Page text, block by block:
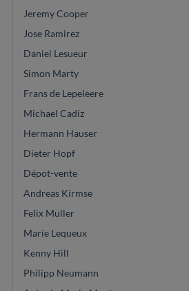
Jeremy Cooper
Jose Ramirez
Daniel Lesueur
Simon Marty
Frans de Lepeleere
Michael Cadiz
Hermann Hauser
Dieter Hopf
Dépot-vente
Andreas Kirmse
Felix Muller
Marie Lequeux
Kenny Hill
Philipp Neumann